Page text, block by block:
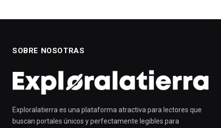
SOBRE NOSOTRAS
Exploralatierra es una plataforma atractiva para lectores que
buscan portales únicos y perfectamente legibles para